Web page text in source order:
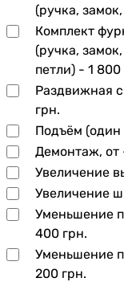
(ручка,
Комплект
(ручка,
петли) -1 800
Раздвижная
грн.
Подъём
Демонтаж,
Увеличение
Увеличение
Уменьшение
400 грн.
Уменьшение
200 грн.